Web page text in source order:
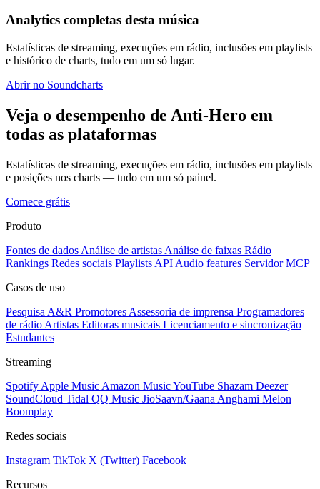
Analytics completas desta música
Estatísticas de streaming, execuções em rádio, inclusões em playlists
e histórico de charts, tudo em um só lugar.
Abrir no Soundcharts
Veja o desempenho de Anti-Hero em
todas as plataformas
Estatísticas de streaming, execuções em rádio, inclusões em playlists
e posições nos charts — tudo em um só painel.
Comece grátis
Produto
Fontes de dados Análise de artistas Análise de faixas Rádio
Rankings Redes sociais Playlists API Audio features Servidor MCP
Casos de uso
Pesquisa A&R Promotores Assessoria de imprensa Programadores
de rádio Artistas Editoras musicais Licenciamento e sincronização
Estudantes
Streaming
Spotify Apple Music Amazon MusicYouTube Shazam Deezer
SoundCloud Tidal QQ Music JioSaavn/Gaana Anghami Melon
Boomplay
Redes sociais
Instagram TikTok X (Twitter) Facebook
Recursos